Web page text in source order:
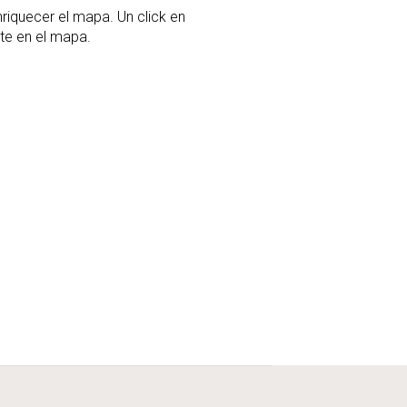
el mapa. Un click en
en el mapa.